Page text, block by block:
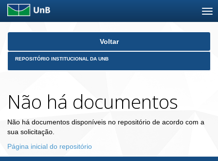
Skip
Voltar
REPOSITÓRIO INSTITUCIONAL DA UNB
Não há documentos
Não há documentos disponíveis no repositório de acordo com a
sua solicitação.
Página inicial do repositório